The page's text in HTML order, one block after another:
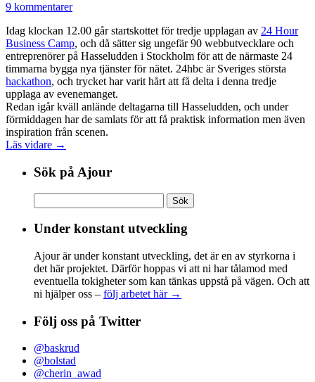
9 kommentarer
Idag klockan 12.00 går startskottet för tredje upplagan av 24 Hour
Business Camp, och då sätter sig ungefär 90 webbutvecklare och
entreprenörer på Hasseludden i Stockholm för att de närmaste 24
timmarna bygga nya tjänster för nätet. 24hbc är Sveriges största
hackathon, och trycket har varit hårt att få delta i denna tredje
upplaga av evenemanget.
Redan igår kväll anlände deltagarna till Hasseludden, och under
förmiddagen har de samlats för att få praktisk information men även
inspiration från scenen.
Läs vidare →
Sök på Ajour
efter:
Under konstant utveckling
Ajour är under konstant utveckling, det är en av styrkorna i
det här projektet. Därför hoppas vi att ni har tålamod med
eventuella tokigheter som kan tänkas uppstå på vägen. Och att
ni hjälper oss – följ arbetet här →
Följ oss på Twitter
@baskrud
@bolstad
@cherin_awad